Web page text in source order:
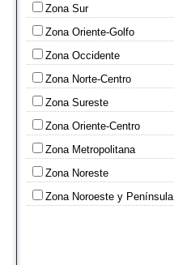
Zona Sur
Zona Oriente-Golfo
Zona Occidente
Zona Norte-Centro
Zona Sureste
Zona Oriente-Centro
Zona Metropolitana
Zona Noreste
Zona Noroeste y Península